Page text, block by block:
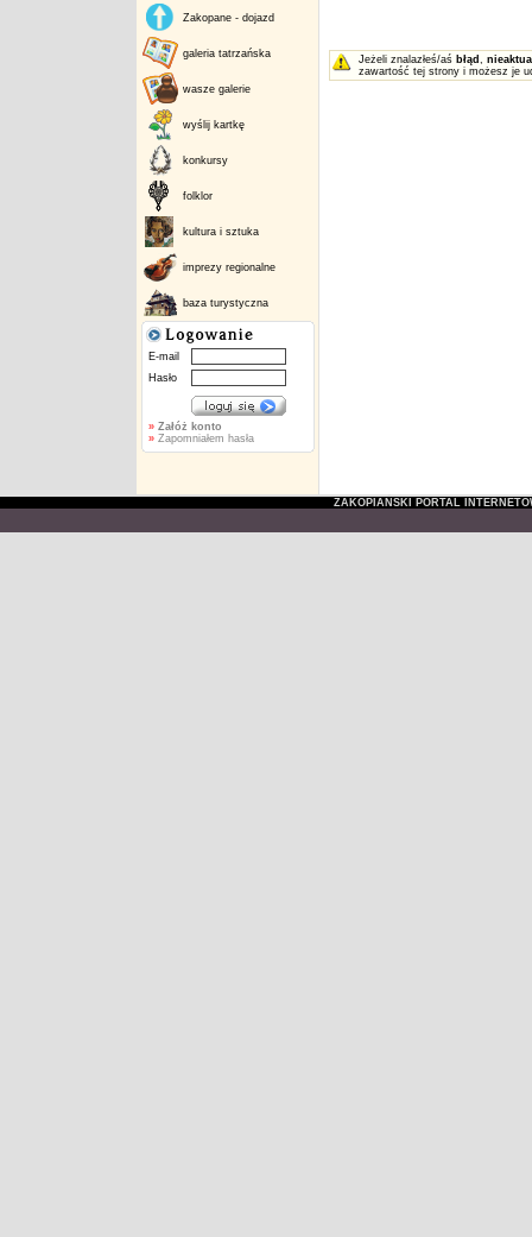
Zakopane - dojazd
galeria tatrzańska
wasze galerie
wyślij kartkę
konkursy
folklor
kultura i sztuka
imprezy regionalne
baza turystyczna
E-mail
Hasło
» Załóż konto
»Zapomniałem hasła
Jeżeli znalazłeś/aś błąd ,
zawartość tej strony i możesz je
ZAKOPIAŃSKI PORTAL